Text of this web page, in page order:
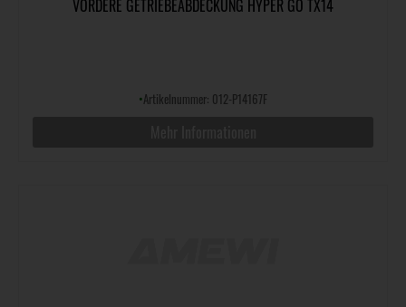
VORDERE GETRIEBEABDECKUNG HYPER GO TX14
•Artikelnummer: 012-P14167F